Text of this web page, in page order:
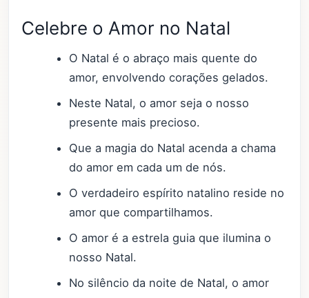
Celebre o Amor no Natal
O Natal é o abraço mais quente do
amor, envolvendo corações gelados.
Neste Natal, o amor seja o nosso
presente mais precioso.
Que a magia do Natal acenda a chama
do amor em cada um de nós.
O verdadeiro espírito natalino reside no
amor que compartilhamos.
O amor é a estrela guia que ilumina o
nosso Natal.
No silêncio da noite de Natal, o amor